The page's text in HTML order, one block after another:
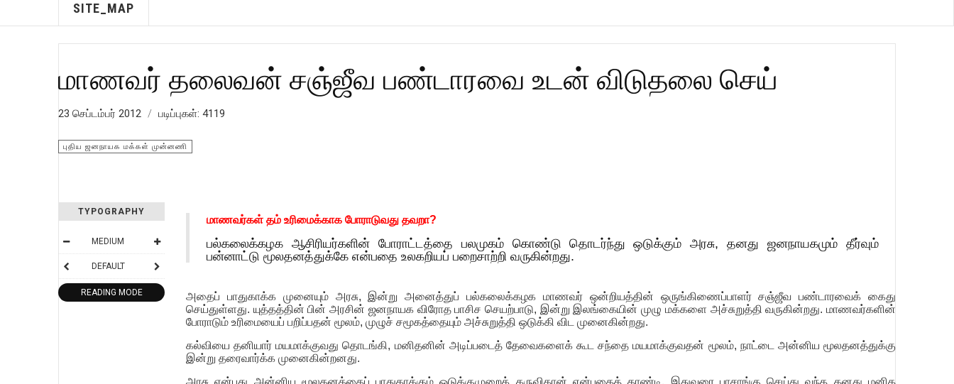
SITE_MAP
மாணவர் தலைவன் சஞ்ஜீவ பண்டாரவை உடன் விடுதலை செய்
23 செப்டம்பர் 2012 படிப்புகள்: 4119
புதிய ஜனநாயக மக்கள் முன்னணி
TYPOGRAPHY
MEDIUM
DEFAULT
READING MODE
மாணவர்கள் தம் உரிமைக்காக போராடுவது தவறா?
பல்கலைக்கழக ஆசிரியர்களின் போராட்டத்தை பலமுகம் கொண்டு தொடர்ந்து ஒடுக்கும் அரசு, தனது ஜனநாயகமும் தீர்வும்
பன்னாட்டு மூலதனத்துக்கே என்பதை உலகறியப் பறைசாற்றி வருகின்றது.
அதைப் பாதுகாக்க முனையும் அரசு, இன்று அனைத்துப் பல்கலைக்கழக மாணவர் ஒன்றியத்தின் ஒருங்கிணைப்பாளர் சஞ்ஜீவ பண்டாரவைக் கைது
செய்துள்ளது. யுத்தத்தின் பின் அரசின் ஜனநாயக விரோத பாசிச செயற்பாடு, இன்று இலங்கையின் முழு மக்களை அச்சுறுத்தி வருகின்றது. மாணவர்களின்
போராடும் உரிமையைப் பறிப்பதன் மூலம், முழுச் சமூகத்தையும் அச்சுறுத்தி ஒடுக்கி விட முனைகின்றது.
கல்வியை தனியார் மயமாக்குவது தொடங்கி, மனிதனின் அடிப்படைத் தேவைகளைக் கூட சந்தை மயமாக்குவதன் மூலம், நாட்டை அன்னிய மூலதனத்துக்கு
இன்று தரைவார்க்க முனைகின்றனது.
அரசு என்பது அன்னிய மூலதனத்தைப் பாதுகாக்கும் ஒடுக்குமுறைக் கருவிதான் என்பதைத் தாண்டி, இதுவரை பாசாங்கு செய்து வந்த தனது மனித